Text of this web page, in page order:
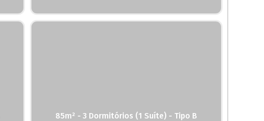
85m² - 3 Dormitórios (1 Suíte) - Tipo B